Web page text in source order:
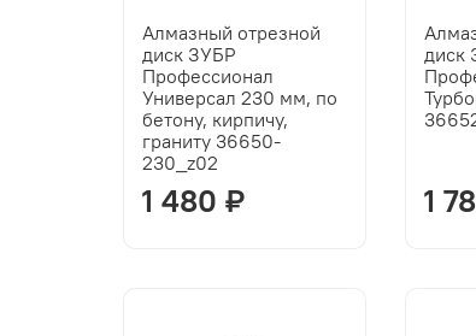
Алмазный отрезной
диск ЗУБР
Профессионал
Универсал 230 мм, по
бетону, кирпичу,
граниту 36650-
230_z02
1 480 ₽
диск
1